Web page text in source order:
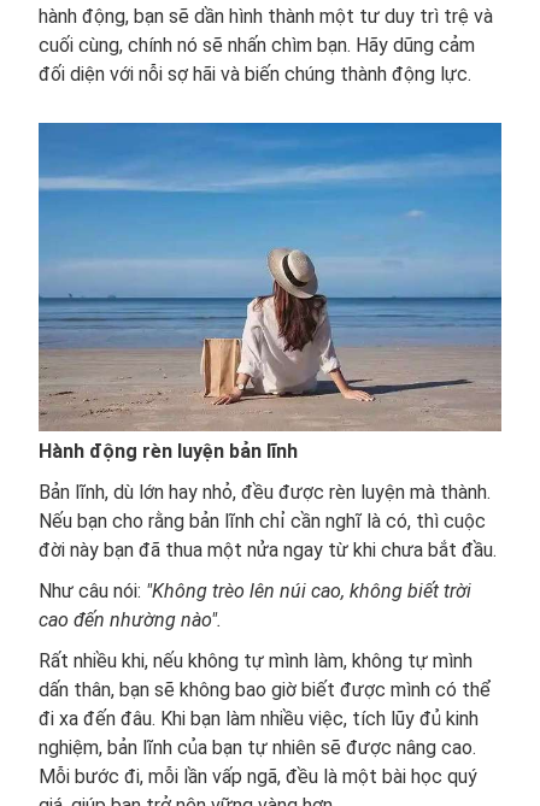
hành động, bạn sẽ dần hình thành một tư duy trì trệ và
cuối cùng, chính nó sẽ nhấn chìm bạn. Hãy dũng cảm
đối diện với nỗi sợ hãi và biến chúng thành động lực.
Hành động rèn luyện bản lĩnh
Bản lĩnh, dù lớn hay nhỏ, đều được rèn luyện mà thành.
Nếu bạn cho rằng bản lĩnh chỉ cần nghĩ là có, thì cuộc
đời này bạn đã thua một nửa ngay từ khi chưa bắt đầu.
Như câu nói: "Không trèo lên núi cao, không biết trời
cao đến nhường nào".
Rất nhiều khi, nếu không tự mình làm, không tự mình
dấn thân, bạn sẽ không bao giờ biết được mình có thể
đi xa đến đâu. Khi bạn làm nhiều việc, tích lũy đủ kinh
nghiệm, bản lĩnh của bạn tự nhiên sẽ được nâng cao.
Mỗi bước đi, mỗi lần vấp ngã, đều là một bài học quý